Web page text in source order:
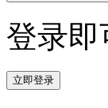
登录即
立即登录